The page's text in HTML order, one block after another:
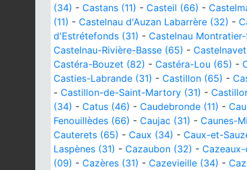
(34) - Castans (11) - Casteil (66) -
(11) - Castelnau d'Auzan Labarrère (32) -
d'Estrétefonds (31) - Castelnau
Castelnau-Rivière-Basse (65) -
Castéra-Bouzet (82) - Castéra-Lou (65) -
Casties-Labrande (31) - Castillon (65) -
- Castillon-de-Saint-Martory (31) -
(34) - Catus (46) - Caudebronde (11) -
Fenouillèdes (66) - Caujac (31) - Caunes-
Cauterets (65) - Caux (34) - Caux-et-
Laspènes (31) - Cazaubon (32) -
(09) - Cazères (31) - Cazevieille (34) -